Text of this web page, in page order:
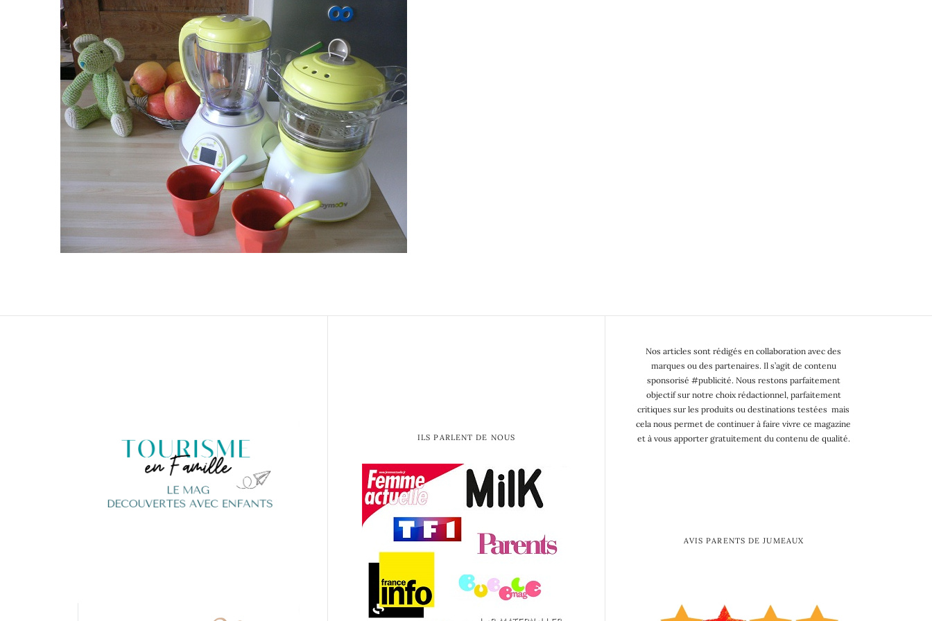
ILS PARLENT DE NOUS
Nos articles sont rédigés en collaboration avec des
marques ou des partenaires. Il s’agit de contenu
sponsorisé #publicité. Nous restons parfaitement
objectif sur notre choix rédactionnel, parfaitement
critiques sur les produits ou destinations testées mais
cela nous permet de continuer à faire vivre ce magazine
et à vous apporter gratuitement du contenu de qualité.
AVIS PARENTS DE JUMEAUX